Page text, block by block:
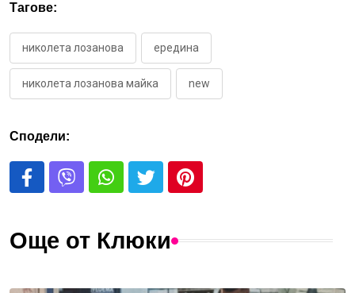
Тагове:
николета лозанова ередина
николета лозанова майка new
Сподели:
Още от Клюки